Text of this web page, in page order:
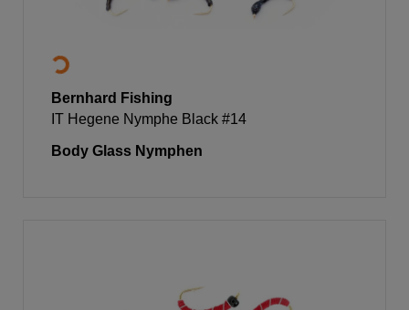
Bernhard Fishing
IT Hegene Nymphe Black #14
Body Glass Nymphen